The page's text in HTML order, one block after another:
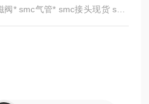
* smc气管* smc接头现货 smc
SMC气控阀
海茂硕机械设备有限公司